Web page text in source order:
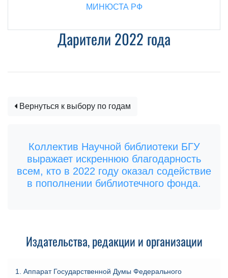
МИНЮСТА РФ
Дарители 2022 года
Вернуться к выбору по годам
Коллектив Научной библиотеки БГУ
выражает искреннюю благодарность
всем, кто в 2022 году оказал содействие
в пополнении библиотечного фонда.
Издательства, редакции и организации
1. Аппарат Государственной Думы Федерального